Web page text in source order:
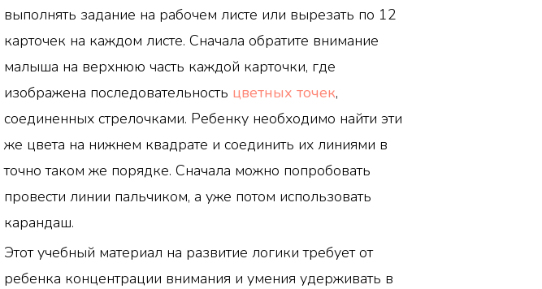
выполнять задание на рабочем листе или вырезать по 12
карточек на каждом листе. Сначала обратите внимание
малыша на верхнюю часть каждой карточки, где
изображена последовательность цветных точек,
соединенных стрелочками. Ребенку необходимо найти эти
же цвета на нижнем квадрате и соединить их линиями в
точно таком же порядке. Сначала можно попробовать
провести линии пальчиком, а уже потом использовать
карандаш.
Этот учебный материал на развитие логики требует от
ребенка концентрации внимания и умения удерживать в